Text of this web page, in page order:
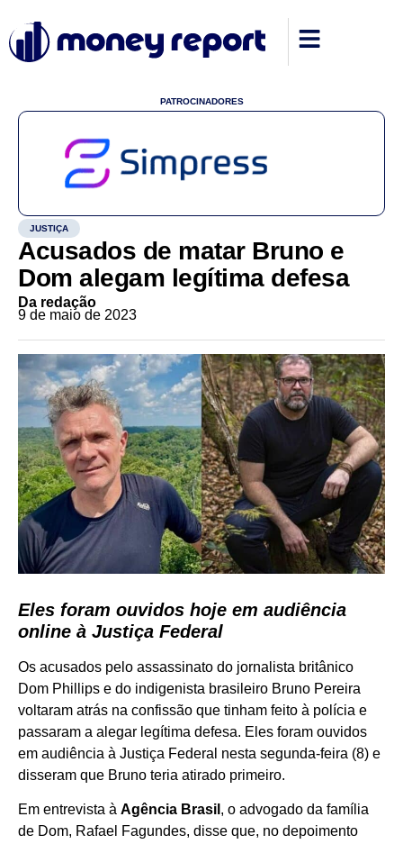
PATROCINADORES
JUSTIÇA
Acusados de matar Bruno e
Dom alegam legítima defesa
Da redação
9 de maio de 2023
Eles foram ouvidos hoje em audiência
online à Justiça Federal
Os acusados pelo assassinato do jornalista britânico
Dom Phillips e do indigenista brasileiro Bruno Pereira
voltaram atrás na confissão que tinham feito à polícia e
passaram a alegar legítima defesa. Eles foram ouvidos
em audiência à Justiça Federal nesta segunda-feira (8) e
disseram que Bruno teria atirado primeiro.
Em entrevista à Agência Brasil , o advogado da família
de Dom, Rafael Fagundes, disse que, no depoimento